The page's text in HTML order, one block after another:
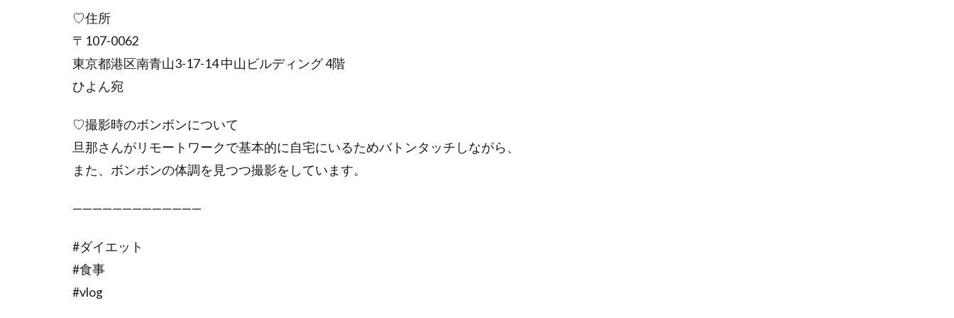
♡住所
〒107-0062
東京都港区南青山3-17-14 中山ビルディング 4階
ひよん宛
♡撮影時のボンボンについて
旦那さんがリモートワークで基本的に自宅にいるためバトンタッチしながら、
また、ボンボンの体調を見つつ撮影をしています。
—————————————
#ダイエット
#食事
#vlog